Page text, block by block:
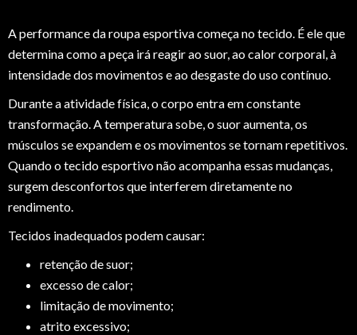
A performance da roupa esportiva começa no tecido. É ele que
determina como a peça irá reagir ao suor, ao calor corporal, à
intensidade dos movimentos e ao desgaste do uso contínuo.
Durante a atividade física, o corpo entra em constante
transformação. A temperatura sobe, o suor aumenta, os
músculos se expandem e os movimentos se tornam repetitivos.
Quando o tecido esportivo não acompanha essas mudanças,
surgem desconfortos que interferem diretamente no
rendimento.
Tecidos inadequados podem causar:
retenção de suor;
excesso de calor;
limitação de movimento;
atrito excessivo;